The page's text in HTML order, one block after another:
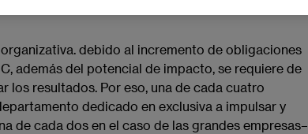
​debido al incremento de obligaciones
además del potencial de impacto, se requiere de
los resultados. Por eso, una de cada cuatro
dedicado en exclusiva a impulsar y
de cada dos en el caso de las grandes empresas–